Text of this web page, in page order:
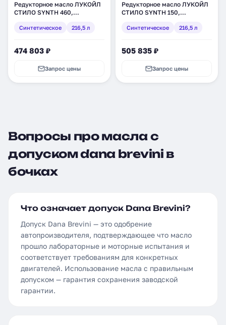
Редукторное масло ЛУКОЙЛ
СТИЛО SYNTH 460,
(3045810)
Синтетическое 216,5 л
474 803 ₽
Запрос цены
Редукторное масло ЛУКОЙЛ
СТИЛО SYNTH 150,
(3045266)
Синтетическое 216,5 л
505 835 ₽
Запрос цены
Вопросы про масла с
допуском dana brevini в
бочках
Что означает допуск Dana Brevini?
Допуск Dana Brevini — это одобрение
автопроизводителя, подтверждающее что масло
прошло лабораторные и моторные испытания и
соответствует требованиям для конкретных
двигателей. Использование масла с правильным
допуском — гарантия сохранения заводской
гарантии.